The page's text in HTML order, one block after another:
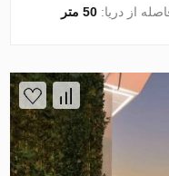
از دریا:50 متر